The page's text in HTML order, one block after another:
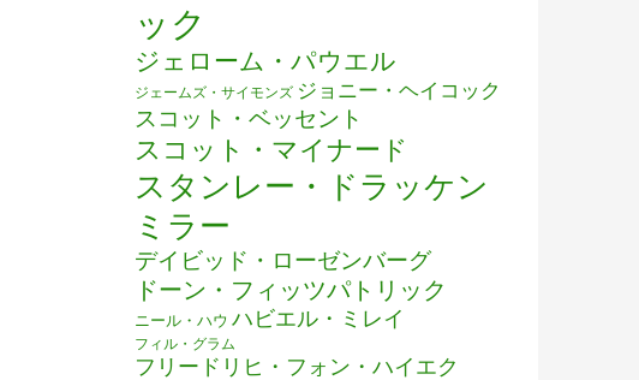
ック
ジェローム・パウエル
ジェームズ・サイモンズ ジョニー・ヘイコック
スコット・ベッセント
スコット・マイナード
スタンレー・ドラッケン
ミラー
デイビッド・ローゼンバーグ
ドーン・フィッツパトリック
ニール・ハウ ハビエル・ミレイ
フィル・グラム
フリードリヒ・フォン・ハイエク